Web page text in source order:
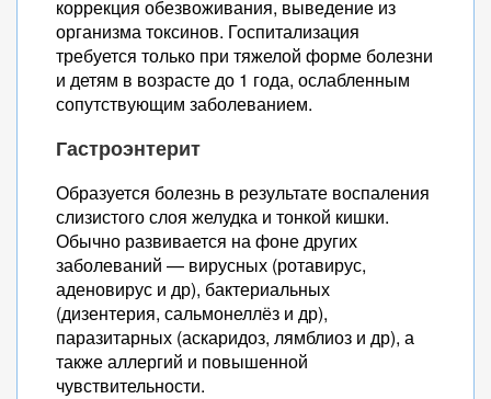
коррекция обезвоживания, выведение из
организма токсинов. Госпитализация
требуется только при тяжелой форме болезни
и детям в возрасте до 1 года, ослабленным
сопутствующим заболеванием.
Гастроэнтерит
Образуется болезнь в результате воспаления
слизистого слоя желудка и тонкой кишки.
Обычно развивается на фоне других
заболеваний — вирусных (ротавирус,
аденовирус и др), бактериальных
(дизентерия, сальмонеллёз и др),
паразитарных (аскаридоз, лямблиоз и др), а
также аллергий и повышенной
чувствительности.